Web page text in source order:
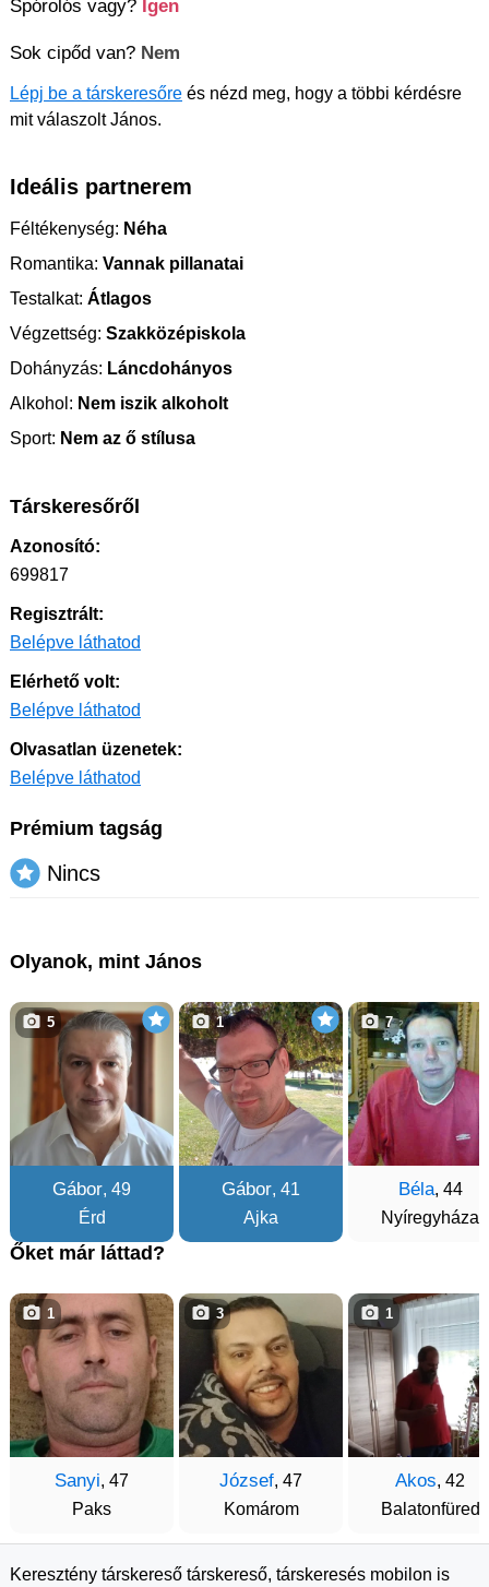
Spórolós vagy? Igen
Sok cipőd van? Nem
Lépj be a társkeresőre és nézd meg, hogy a többi kérdésre
mit válaszolt János.
Ideális partnerem
Féltékenység: Néha
Romantika: Vannak pillanatai
Testalkat: Átlagos
Végzettség: Szakközépiskola
Dohányzás: Láncdohányos
Alkohol: Nem iszik alkoholt
Sport: Nem az ő stílusa
Társkeresőről
Azonosító:
699817
Regisztrált:
Belépve láthatod
Elérhető volt:
Belépve láthatod
Olvasatlan üzenetek:
Belépve láthatod
Prémium tagság
Nincs
Olyanok, mint János
Gábor, 49
Érd
5
Gábor, 41
Ajka
1
Béla, 44
Nyíregyháza
7
Őket már láttad?
Sanyi, 47
Paks
1
József, 47
Komárom
3
Akos, 42
Balatonfüred
1
Keresztény társkereső társkereső, társkeresés mobilon is